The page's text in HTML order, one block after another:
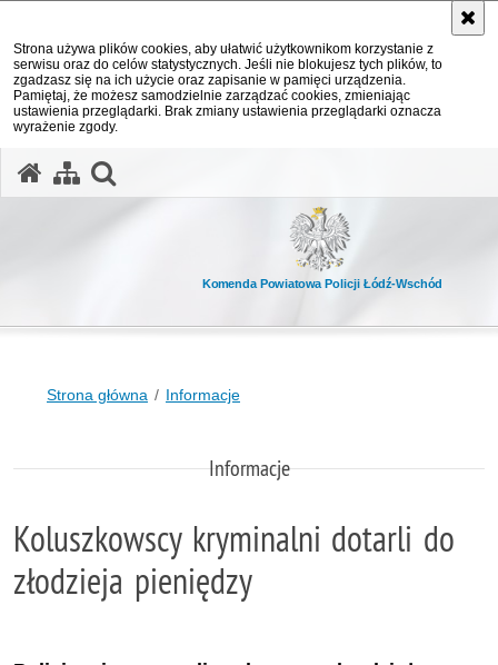
Strona używa plików cookies, aby ułatwić użytkownikom korzystanie z
serwisu oraz do celów statystycznych. Jeśli nie blokujesz tych plików, to
zgadzasz się na ich użycie oraz zapisanie w pamięci urządzenia.
Pamiętaj, że możesz samodzielnie zarządzać cookies, zmieniając
ustawienia przeglądarki. Brak zmiany ustawienia przeglądarki oznacza
wyrażenie zgody.
Komenda Powiatowa Policji Łódź-Wschód
Strona główna Informacje
Informacje
Koluszkowscy kryminalni dotarli do
złodzieja pieniędzy